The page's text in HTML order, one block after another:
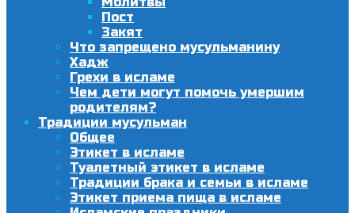
Пост
Закят
Что запрещено мусульманину
Хадж
Грехи в исламе
Чем дети могут помочь умершим
родителям?
Традиции мусульман
Общее
Этикет в исламе
Туалетный этикет в исламе
Традиции брака и семьи в исламе
Этикет приема пища в исламе